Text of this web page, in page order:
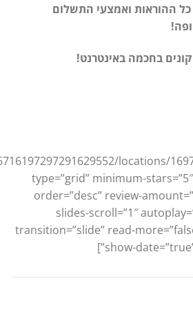
כל ההוראות ואמצעי התשלום
בחכמה באינטרנט!
locations/
type=”grid” minimum-
order=”desc” review-
slides-scroll=”1″
transition=”slide” read-
show-